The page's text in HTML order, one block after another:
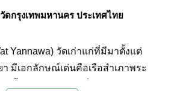
ดกรุงเทพมหานคร ประเทศไทย
Yannawa) วัดเก่าแก่ที่มีมาตั้งแต่
มีเอกลักษณ์เด่นคือเรือสำเภาพระ